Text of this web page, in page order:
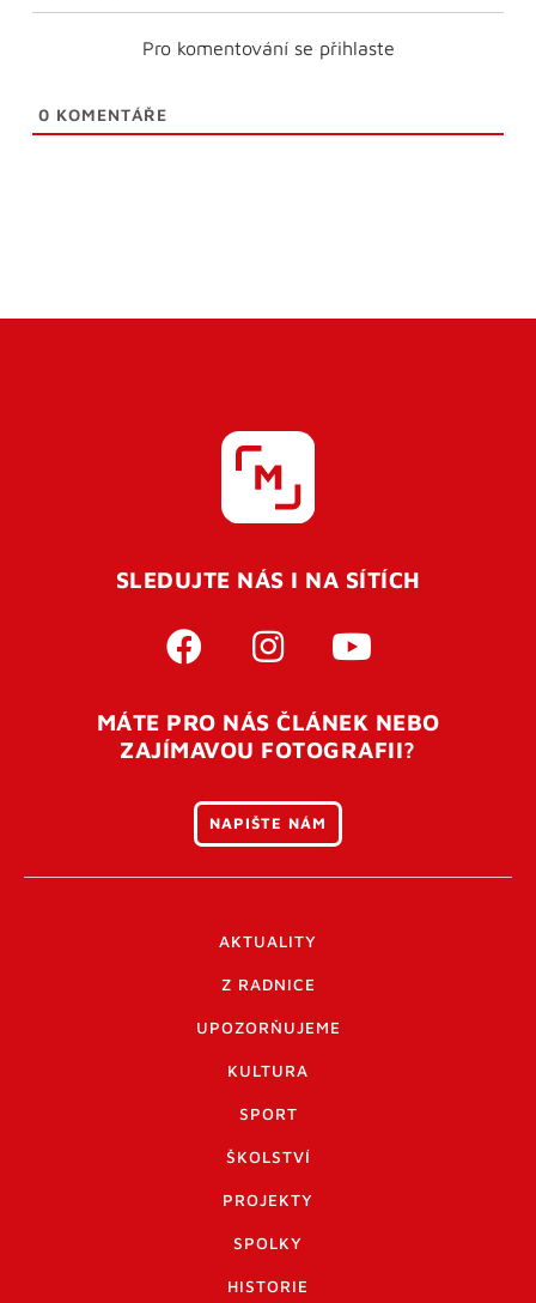
Pro komentování se přihlaste
0 KOMENTÁŘE
SLEDUJTE NÁS I NA SÍTÍCH
MÁTE PRO NÁS ČLÁNEK NEBO
ZAJÍMAVOU FOTOGRAFII?
NAPIŠTE NÁM
AKTUALITY
Z RADNICE
UPOZORŇUJEME
KULTURA
SPORT
ŠKOLSTVÍ
PROJEKTY
SPOLKY
HISTORIE